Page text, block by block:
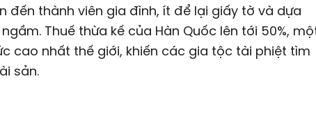
đến thành viên gia đình, ít để lại giấy tờ và dựa
Thuế thừa kế của Hàn Quốc lên tới 50%,
cao nhất thế giới, khiến các gia tộc tài phiệt tìm
sản.